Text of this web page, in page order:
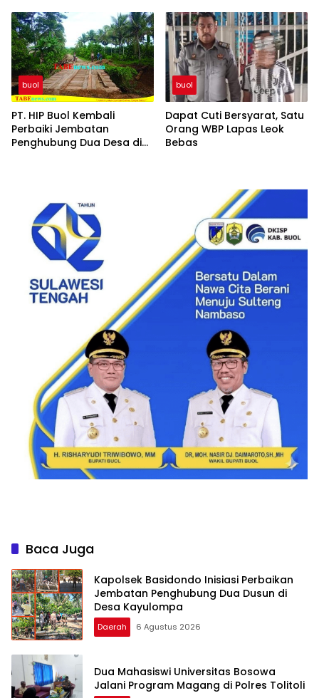
Pembangunan Buol
Berkelanjutan
Pangkalan dan Pengecer
buol
PT. HIP Buol Kembali
Perbaiki Jembatan
Penghubung Dua Desa di
buol
Dapat Cuti Bersyarat, Satu
Orang WBP Lapas Leok
Bebas
Baca Juga
Kapolsek Basidondo Inisiasi Perbaikan
Jembatan Penghubung Dua Dusun di
Desa Kayulompa
Daerah 6 Agustus 2026
Dua Mahasiswi Universitas Bosowa
Jalani Program Magang di Polres Tolitoli